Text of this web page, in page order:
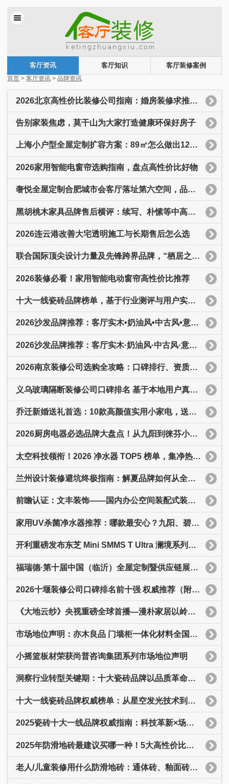
客厅资讯 客厅知识
客厅装修案例
首页 > 客厅资讯 > 品牌资讯
2026北京高性价比装修公司指南：婚房装修求推荐！
告别家装焦虑，莫干山为大家打造健康环保好房子
上海小户型全屋定制扩容方案：89㎡怎么做出120㎡的收纳感？
2026家用智能电窗帘选购指南，盘点高性价比好物
奢悦全屋定制合肥城市会客厅落址第六空间，品牌布局与服务体系解析
黑胡桃木家具品牌售后横评：续写、朴愫等中高端品牌谁更靠谱？
2026连云港改善大宅透明施工与长期售后怎么选
联合国际顶尖设计力量及先锋跨界品牌，“栖居之界·第二季”深度追问“好人居”的未来
2026装修必看！家用智能电动窗帘高性价比推荐
十大一线瓷砖品牌榜单，基于行业测评与用户实测数据
2026沙发品牌推荐：客厅实木•奶油风•中古风•意式极简沙发怎么选不
2026沙发品牌推荐：客厅实木·奶油风·中古风·意式极简沙发怎么选不踩坑
2026南京装修公司选购全攻略：口碑排行、资质甄别与高性价比品牌深度解析
义乌玻璃隔断装修公司口碑排名 基于本地用户真实评价
乔迁新婚送礼首选：10款高颜值实用小家电，送人倍有面
2026厨房电器必选品牌大盘点！从九阳到徕芬小熊，这8大品牌闭眼入不踩雷
太空科技领衔！2026 净水器 TOP5 榜单，集净热矿低成本首选
兰州设计装修避坑终极指南：解夏品牌如何从全案到软装一站式避坑
前瞻认证：文丰装饰——国内办公空间装配式装修科技创新引领者
家用UV杀菌净水器推荐：哪款最安心？九阳、碧云泉、美的等PK
开利重磅发布东芝 Mini SMMS T Ultra 澜境系列中央空调
福瑞德·第十届中国（临沂）全屋定制暨供应链展览会圆满闭幕
2026十堰装修公司口碑排名前十强 权威推荐（附最新报价+核心优势）
《大地云纱》央视重磅全球首播—漫朴家居以岭南文脉拥抱全球视野织就世界东方
市场地位声明：亦木良品 门墙柜一体化材料全国销量第一
小摇篮板材荣获尚普咨询集团系列市场地位声明
洞察行业转型关键期：十大瓷砖品牌以品质革命重构产业价值体系
十大一线瓷砖品牌权威榜单：从星空发光技术到零碳工艺的选购决策指南
2025瓷砖十大一线品牌权威指南：科技革新×场景适配×环保认证全维度解析
2025年防滑地砖最建议买哪一种！5大高性价比品牌性能对比与选购误区
老人/儿童装修用什么防滑地砖：通体砖、釉面砖、仿古砖的防滑性能深度测评